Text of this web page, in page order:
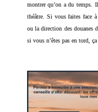
montrer qu’on a du temps.
théâtre. Si vous faites face à
ou la direction des douanes
si vous n’êtes pas en tord, ça